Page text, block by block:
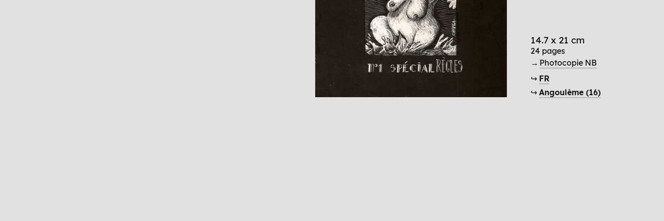
14.7 x 21 cm
24 pages
→ Photocopie NB
↪ FR
↪Angoulème (16)